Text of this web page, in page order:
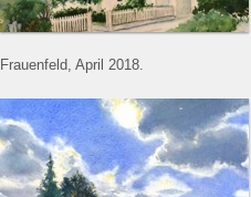
Frauenfeld, April 2018.